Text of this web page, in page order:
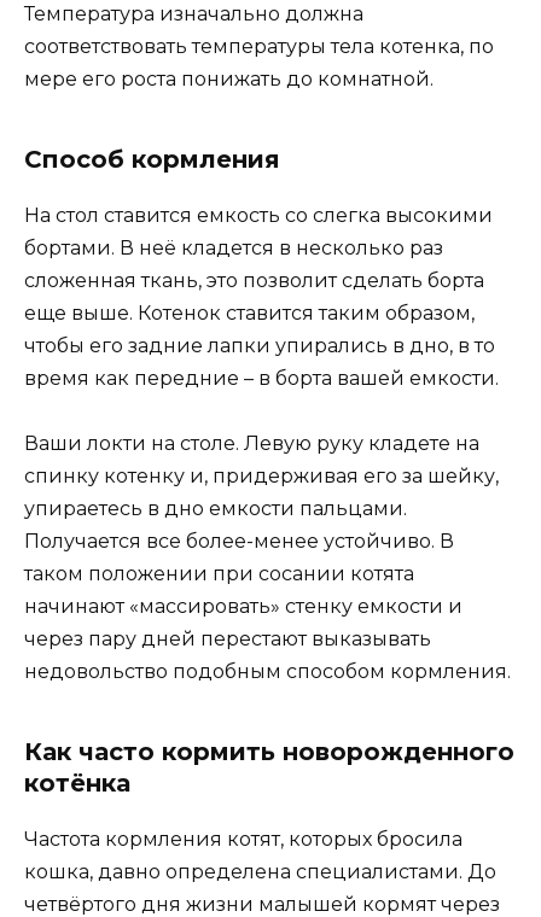
Температура изначально должна
соответствовать температуры тела котенка, по
мере его роста понижать до комнатной.
Способ кормления
На стол ставится емкость со слегка высокими
бортами. В неё кладется в несколько раз
сложенная ткань, это позволит сделать борта
еще выше. Котенок ставится таким образом,
чтобы его задние лапки упирались в дно, в то
время как передние – в борта вашей емкости.
Ваши локти на столе. Левую руку кладете на
спинку котенку и, придерживая его за шейку,
упираетесь в дно емкости пальцами.
Получается все более-менее устойчиво. В
таком положении при сосании котята
начинают «массировать» стенку емкости и
через пару дней перестают выказывать
недовольство подобным способом кормления.
Как часто кормить новорожденного
котёнка
Частота кормления котят, которых бросила
кошка, давно определена специалистами. До
четвёртого дня жизни малышей кормят через